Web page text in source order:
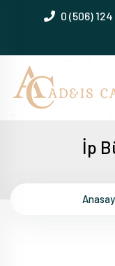
0 (506) 124
İp